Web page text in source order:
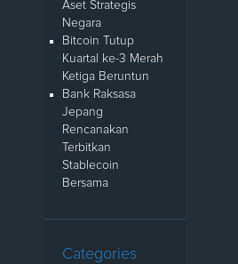
Aset Strategis
Negara
Bitcoin Tutup
Kuartal ke-3 Merah
Ketiga Beruntun
Bank Raksasa
Jepang
Rencanakan
Terbitkan
Stablecoin
Bersama
Categories